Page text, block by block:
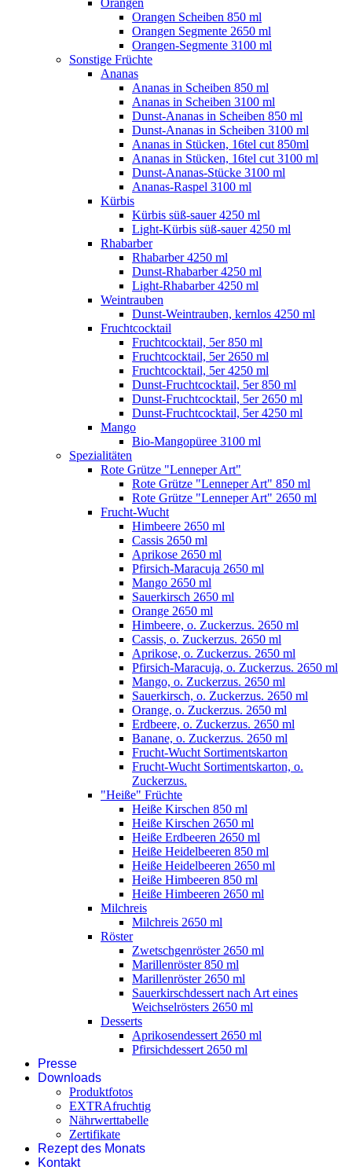
Orangen Scheiben 850 ml
Orangen Segmente 2650 ml
Orangen-Segmente 3100 ml
Sonstige Früchte
Ananas
Ananas in Scheiben 850 ml
Ananas in Scheiben 3100 ml
Dunst-Ananas in Scheiben 850 ml
Dunst-Ananas in Scheiben 3100 ml
Ananas in Stücken, 16tel cut 850ml
Ananas in Stücken, 16tel cut 3100 ml
Dunst-Ananas-Stücke 3100 ml
Ananas-Raspel 3100 ml
Kürbis
Kürbis süß-sauer 4250 ml
Light-Kürbis süß-sauer 4250 ml
Rhabarber
Rhabarber 4250 ml
Dunst-Rhabarber 4250 ml
Light-Rhabarber 4250 ml
Weintrauben
Dunst-Weintrauben, kernlos 4250 ml
Fruchtcocktail
Fruchtcocktail, 5er 850 ml
Fruchtcocktail, 5er 2650 ml
Fruchtcocktail, 5er 4250 ml
Dunst-Fruchtcocktail, 5er 850 ml
Dunst-Fruchtcocktail, 5er 2650 ml
Dunst-Fruchtcocktail, 5er 4250 ml
Mango
Bio-Mangopüree 3100 ml
Spezialitäten
Rote Grütze "Lenneper Art"
Rote Grütze "Lenneper Art" 850 ml
Rote Grütze "Lenneper Art" 2650 ml
Frucht-Wucht
Himbeere 2650 ml
Cassis 2650 ml
Aprikose 2650 ml
Pfirsich-Maracuja 2650 ml
Mango 2650 ml
Sauerkirsch 2650 ml
Orange 2650 ml
Himbeere, o. Zuckerzus. 2650 ml
Cassis, o. Zuckerzus. 2650 ml
Aprikose, o. Zuckerzus. 2650 ml
Pfirsich-Maracuja, o. Zuckerzus. 2650 ml
Mango, o. Zuckerzus. 2650 ml
Sauerkirsch, o. Zuckerzus. 2650 ml
Orange, o. Zuckerzus. 2650 ml
Erdbeere, o. Zuckerzus. 2650 ml
Banane, o. Zuckerzus. 2650 ml
Frucht-Wucht Sortimentskarton
Frucht-Wucht Sortimentskarton, o.
Zuckerzus.
"Heiße" Früchte
Heiße Kirschen 850 ml
Heiße Kirschen 2650 ml
Heiße Erdbeeren 2650 ml
Heiße Heidelbeeren 850 ml
Heiße Heidelbeeren 2650 ml
Heiße Himbeeren 850 ml
Heiße Himbeeren 2650 ml
Milchreis
Milchreis 2650 ml
Röster
Zwetschgenröster 2650 ml
Marillenröster 850 ml
Marillenröster 2650 ml
Sauerkirschdessert nach Art eines
Weichselrösters 2650 ml
Desserts
Aprikosendessert 2650 ml
Pfirsichdessert 2650 ml
Presse
Downloads
Produktfotos
EXTRAfruchtig
Nährwerttabelle
Zertifikate
Rezept des Monats
Kontakt